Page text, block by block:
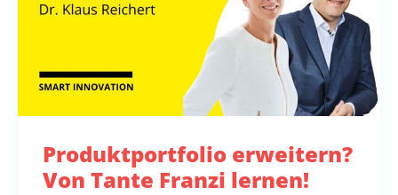
Produktportfolio erweitern?
Von Tante Franzi lernen!